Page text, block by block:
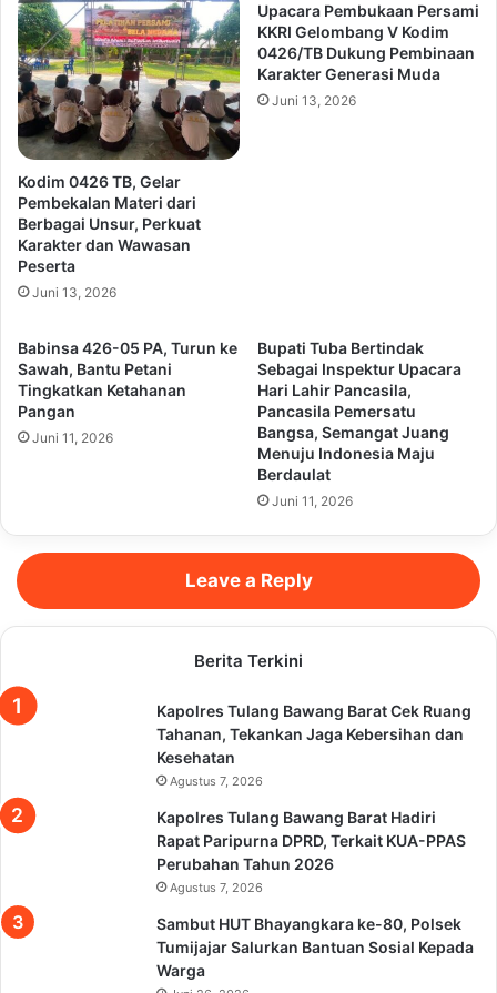
Kodim 0426 TB, Gelar
Pembekalan Materi dari
Berbagai Unsur, Perkuat
Karakter dan Wawasan
Peserta
Juni 13, 2026
Upacara Pembukaan Persami
KKRI Gelombang V Kodim
0426/TB Dukung Pembinaan
Karakter Generasi Muda
Juni 13, 2026
Babinsa 426-05 PA, Turun ke
Sawah, Bantu Petani
Tingkatkan Ketahanan
Pangan
Juni 11, 2026
Bupati Tuba Bertindak
Sebagai Inspektur Upacara
Hari Lahir Pancasila,
Pancasila Pemersatu
Bangsa, Semangat Juang
Menuju Indonesia Maju
Berdaulat
Juni 11, 2026
Leave a Reply
Berita Terkini
Kapolres Tulang Bawang Barat Cek Ruang
Tahanan, Tekankan Jaga Kebersihan dan
Kesehatan
Agustus 7, 2026
Kapolres Tulang Bawang Barat Hadiri
Rapat Paripurna DPRD, Terkait KUA-PPAS
Perubahan Tahun 2026
Agustus 7, 2026
Sambut HUT Bhayangkara ke-80, Polsek
Tumijajar Salurkan Bantuan Sosial Kepada
Warga